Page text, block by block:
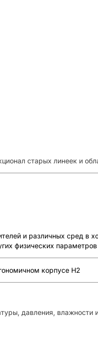
старых линеек и
и различных сред в
физических
корпусе Н2
давления, влажности